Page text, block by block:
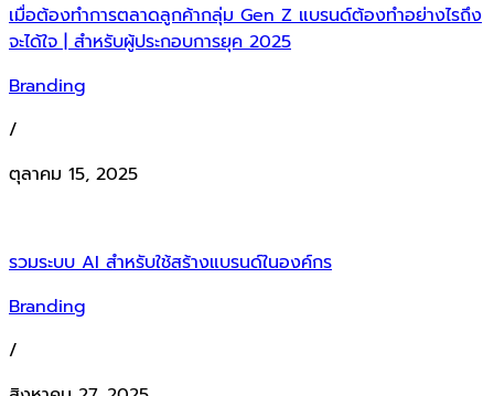
เมื่อต้องทำการตลาดลูกค้ากลุ่ม Gen Z แบรนด์ต้องทำอย่างไรถึง
จะได้ใจ | สำหรับผู้ประกอบการยุค 2025
Branding
/
ตุลาคม 15, 2025
รวมระบบ AI สำหรับใช้สร้างแบรนด์ในองค์กร
Branding
/